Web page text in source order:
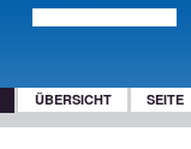
ÜBERSICHT SEITE